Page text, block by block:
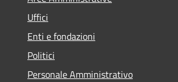
Uffici
Enti e fondazioni
Politici
Personale Amministrativo